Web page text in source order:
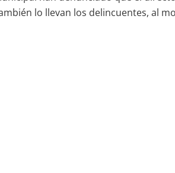
lo llevan los delincuentes, al